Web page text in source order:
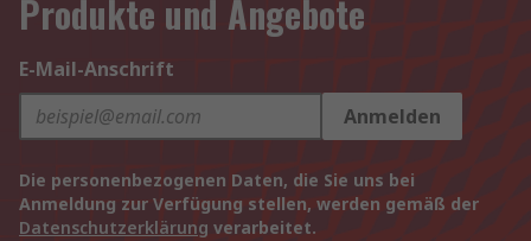
Produkte und Angebote
E-Mail-Anschrift
Anmelden
Die personenbezogenen Daten, die Sie uns bei
Anmeldung zur Verfügung stellen, werden gemäß der
Datenschutzerklärung verarbeitet.